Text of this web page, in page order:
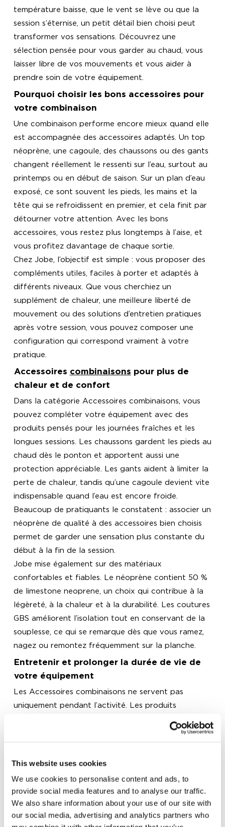
This website uses cookies
We use cookies to personalise content and ads, to
provide social media features and to analyse our traffic.
We also share information about your use of our site with
our social media, advertising and analytics partners who
température baisse, que le vent se lève ou que la
session s’éternise, un petit détail bien choisi peut
transformer vos sensations. Découvrez une
sélection pensée pour vous garder au chaud, vous
laisser libre de vos mouvements et vous aider à
prendre soin de votre équipement.
Pourquoi choisir les bons accessoires pour
votre combinaison
Une combinaison performe encore mieux quand elle
est accompagnée des accessoires adaptés. Un top
néoprène, une cagoule, des chaussons ou des gants
changent réellement le ressenti sur l’eau, surtout au
printemps ou en début de saison. Sur un plan d’eau
exposé, ce sont souvent les pieds, les mains et la
tête qui se refroidissent en premier, et cela finit par
détourner votre attention. Avec les bons
accessoires, vous restez plus longtemps à l’aise, et
vous profitez davantage de chaque sortie.
Chez Jobe, l’objectif est simple : vous proposer des
compléments utiles, faciles à porter et adaptés à
différents niveaux. Que vous cherchiez un
supplément de chaleur, une meilleure liberté de
mouvement ou des solutions d’entretien pratiques
après votre session, vous pouvez composer une
configuration qui correspond vraiment à votre
pratique.
Accessoires combinaisons pour plus de
chaleur et de confort
Dans la catégorie Accessoires combinaisons, vous
pouvez compléter votre équipement avec des
produits pensés pour les journées fraîches et les
longues sessions. Les chaussons gardent les pieds au
chaud dès le ponton et apportent aussi une
protection appréciable. Les gants aident à limiter la
perte de chaleur, tandis qu’une cagoule devient vite
indispensable quand l’eau est encore froide.
Beaucoup de pratiquants le constatent : associer un
néoprène de qualité à des accessoires bien choisis
permet de garder une sensation plus constante du
début à la fin de la session.
Jobe mise également sur des matériaux
confortables et fiables. Le néoprène contient 50 %
de limestone neoprene, un choix qui contribue à la
légèreté, à la chaleur et à la durabilité. Les coutures
GBS améliorent l’isolation tout en conservant de la
souplesse, ce qui se remarque dès que vous ramez,
nagez ou remontez fréquemment sur la planche.
Entretenir et prolonger la durée de vie de
votre équipement
Les Accessoires combinaisons ne servent pas
uniquement pendant l’activité. Les produits
certains éléments de protection vous aident aussi à
Rincer votre combinaison à l’eau douce après
partie des gestes les plus simples, et pourtant les
plus efficaces. Entre le sel, le soleil et les pliures
répétées, quelques habitudes régulières peuvent